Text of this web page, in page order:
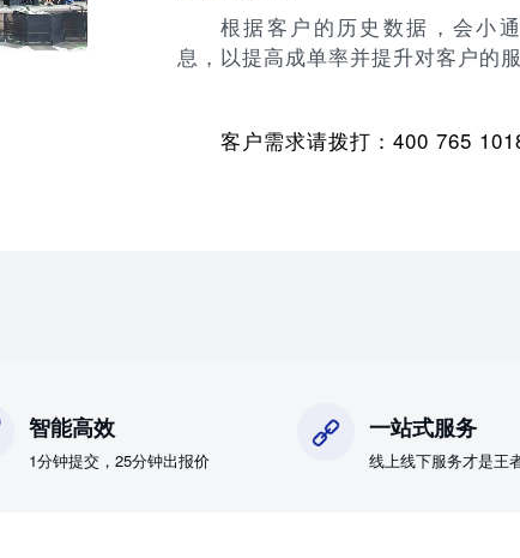
根据客户的历史数据，会小
息，以提高成单率并提升对客户的服
客户需求请拨打：400 765
智能高效
1分钟提交，25分钟出报价
一站式服务
线上线下服务才是王